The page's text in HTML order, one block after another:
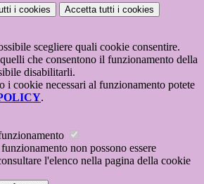
i cookies Accetta tutti i cookies
scegliere quali cookie consentire.
che consentono il funzionamento della
disabilitarli.
i cookie necessari al funzionamento potete
.
non possono essere
l'elenco nella pagina della cookie